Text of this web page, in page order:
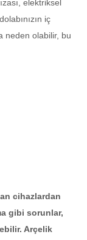
elektriksel
iç
neden olabilir, bu
cihazlardan
gibi sorunlar,
Arçelik